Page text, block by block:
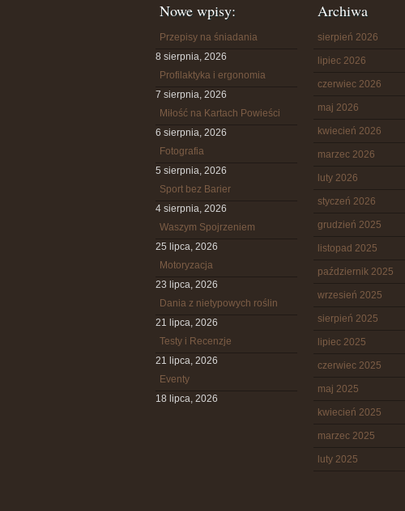
Nowe wpisy:
Przepisy na śniadania
8 sierpnia, 2026
Profilaktyka i ergonomia
7 sierpnia, 2026
Miłość na Kartach Powieści
6 sierpnia, 2026
Fotografia
5 sierpnia, 2026
Sport bez Barier
4 sierpnia, 2026
Waszym Spojrzeniem
25 lipca, 2026
Motoryzacja
23 lipca, 2026
Dania z nietypowych roślin
21 lipca, 2026
Testy i Recenzje
21 lipca, 2026
Eventy
18 lipca, 2026
Archiwa
sierpień 2026
lipiec 2026
czerwiec 2026
maj 2026
kwiecień 2026
marzec 2026
luty 2026
styczeń 2026
grudzień 2025
listopad 2025
październik 2025
wrzesień 2025
sierpień 2025
lipiec 2025
czerwiec 2025
maj 2025
kwiecień 2025
marzec 2025
luty 2025